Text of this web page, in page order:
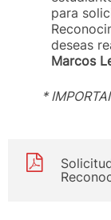
para
deseas
Marcos
*